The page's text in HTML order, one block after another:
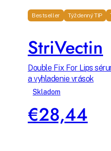
Bestseller Týždenný TIP
StriVectin
Double Fix For Lips
a vyhladenie vrások
Skladom
€28,44